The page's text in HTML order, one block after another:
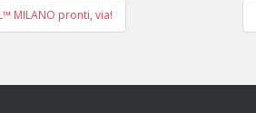
MILANO pronti, via!